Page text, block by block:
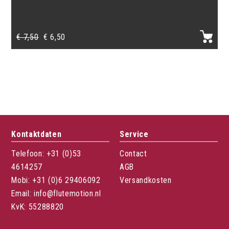
€7,50 Ursprünglicher
Preis
€ 6,50
Preis
Kontaktdaten
Telefoon: +31 (0)53
4614257
Mobi: +31 (0)6 29406092
Email: info@flutemotion.nl
KvK: 55288820
Service
Contact
AGB
Versandkosten